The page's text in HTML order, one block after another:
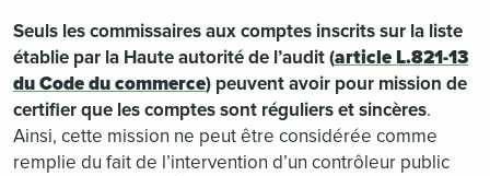
Seuls les commissaires aux comptes inscrits sur la liste
établie par la Haute autorité de l’audit (article L.821-13
du Code du commerce) peuvent avoir pour mission de
certifier que les comptes sont réguliers et sincères.
Ainsi, cette mission ne peut être considérée comme
remplie du fait de l’intervention d’un contrôleur public